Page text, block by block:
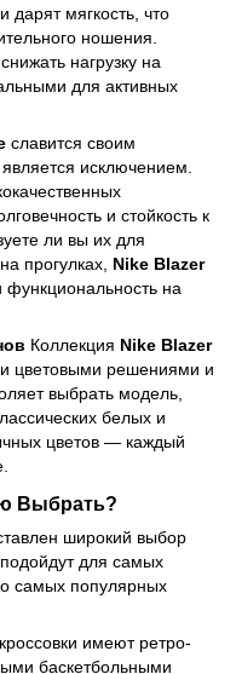
мягкость, что
ношения.
нагрузку на
для активных
славится своим
исключением.
и стойкость к
ли вы их для
прогулках, Nike Blazer
на
Коллекция Nike Blazer
цветовыми решениями и
выбрать модель,
белых и
цветов — каждый
Выбрать?
широкий выбор
подойдут для самых
самых популярных
имеют ретро-
баскетбольными